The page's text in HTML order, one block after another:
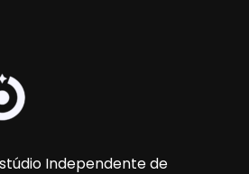
Independente de